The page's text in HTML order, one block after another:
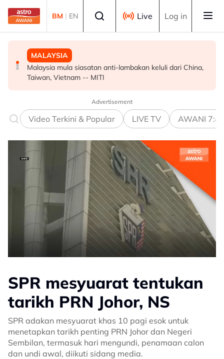
Skip to main content
BM | EN Live Log in
MALAYSIA
Malaysia mula siasatan anti-lambakan keluli dari China,
Taiwan, Vietnam -- MITI
MALAYSIA
Wanita didenda RM75,000 mengaku salah beri rasuah
kepada pegawai jas
MALAYSIA
Ismail Sabri didakwa esok di Mahkamah Sesyen Kuala
Lumpur
Advertisement
Video Terkini & Popular LIVE TV AWANI
SPR mesyuarat tentukan
tarikh PRN Johor, NS
SPR adakan mesyuarat khas 10 pagi esok untuk
menetapkan tarikh penting PRN Johor dan Negeri
Sembilan, termasuk hari mengundi, penamaan calon
dan undi awal, diikuti sidang media.